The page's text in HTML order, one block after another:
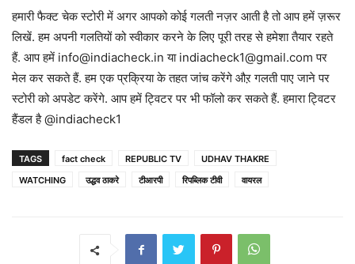
हमारी फैक्ट चेक स्टोरी में अगर आपको कोई गलती नज़र आती है तो आप हमें ज़रूर
लिखें. हम अपनी गलतियों को स्वीकार करने के लिए पूरी तरह से हमेशा तैयार रहते
हैं. आप हमें info@indiacheck.in या indiacheck1@gmail.com पर
मेल कर सकते हैं. हम एक प्रक्रिया के तहत जांच करेंगे औऱ गलती पाए जाने पर
स्टोरी को अपडेट करेंगे. आप हमें ट्विटर पर भी फॉलो कर सकते हैं. हमारा ट्विटर
हैंडल है @indiacheck1
TAGS fact check REPUBLIC TV
UDHAV THAKRE
WATCHING
उद्धव ठाकरे टीआरपी रिपब्लिक टीवी वायरल